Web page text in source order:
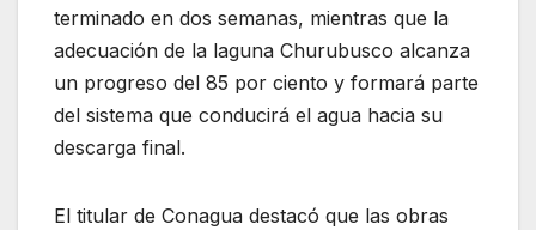
terminado en dos semanas, mientras que la
adecuación de la laguna Churubusco alcanza
un progreso del 85 por ciento y formará parte
del sistema que conducirá el agua hacia su
descarga final.
El titular de Conagua destacó que las obras